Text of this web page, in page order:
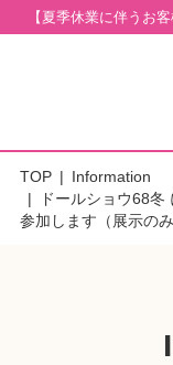
【夏季休業に伴うお
TOP
Information
ドールショウ68
参加します（展示のみ